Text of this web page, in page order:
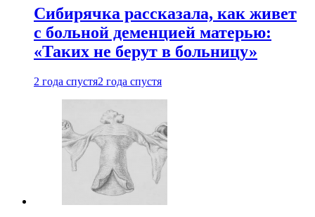
Сибирячка рассказала, как живет
с больной деменцией матерью:
«Таких не берут в больницу»
2 года спустя2 года спустя